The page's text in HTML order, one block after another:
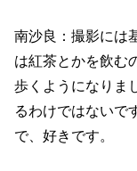
南沙良：撮影には
は紅茶とかを飲む
歩くようになりま
るわけではないで
で、好きです。